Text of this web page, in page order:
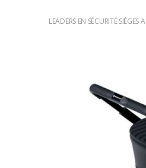
LEADERS EN SÉCURITÉ SIÈGES